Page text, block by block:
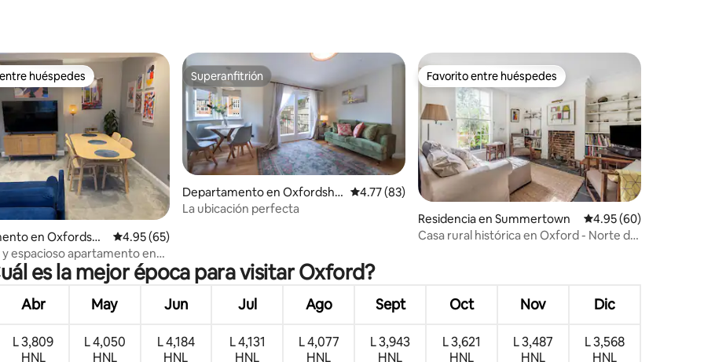
de 5; 47 evaluaciones
5 de 5; 7 evaluaciones
huéspedes
huéspedes
en Oxfordshir
Calificación promedio: 4.95 de 5; 65 evaluaciones
4.95 (65)
espacioso apartamento en
Superanfitrión
Superanfitrión
Departamento en Oxfordshir
e
Calificación promedio: 4.77 de 5; 83 evaluaciones
4.77 (83)
La ubicación perfecta
Favorito entre huéspedes
Favorito entre huéspedes
Residencia en Summertown Calificación
4.95 (60)
Casa rural histórica en Oxford - Norte de
es la mejor época para visitar Oxford?
Abr May Jun Jul Ago Sept Oct Nov Dic
L 3,809
HNL
L 4,050
HNL
L 4,184
HNL
L 4,131
HNL
L 4,077
HNL
L 3,943
HNL
L 3,621
HNL
L 3,487
HNL
L 3,568
HNL